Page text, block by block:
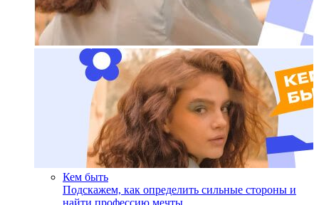
Кем быть
Подскажем, как определить сильные стороны и
найти профессию мечты